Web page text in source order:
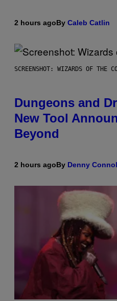
2 hours agoBy Caleb Catlin
SCREENSHOT: WIZARDS OF THE
Dungeons and
New Tool
Beyond
2 hours agoBy Denny